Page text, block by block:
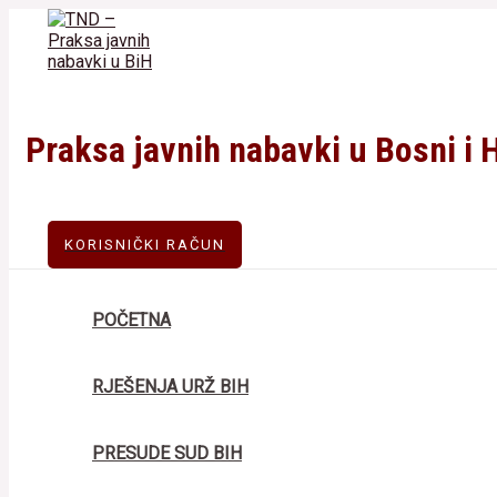
content
Praksa javnih nabavki u Bosni i
KORISNIČKI RAČUN
POČETNA
RJEŠENJA URŽ BIH
PRESUDE SUD BIH